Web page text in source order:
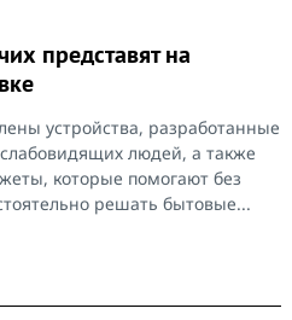
представят на
устройства, разработанные
людей, а также
которые помогают без
решать бытовые...